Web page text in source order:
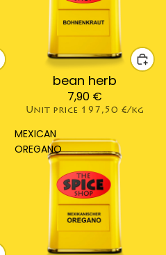
bean herb
7,90 €
Unit price 197,50 €/kg
MEXICAN
OREGANO